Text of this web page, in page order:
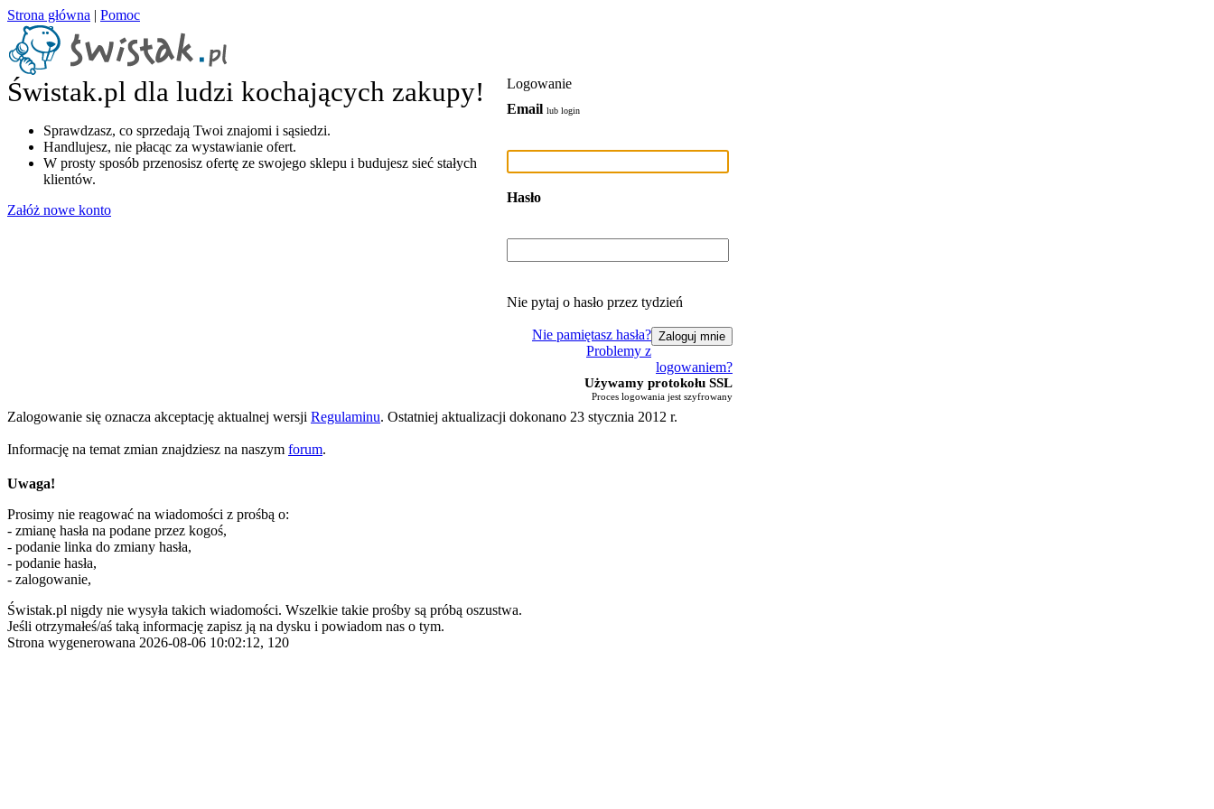
Strona główna | Pomoc
Świstak.pl dla ludzi kochających zakupy!
Sprawdzasz, co sprzedają Twoi znajomi i sąsiedzi.
Handlujesz, nie płacąc za wystawianie ofert.
W prosty sposób przenosisz ofertę ze swojego sklepu i budujesz sieć stałych
klientów.
Załóż nowe konto
Logowanie
Email lub login
Hasło
Nie pytaj o hasło przez tydzień
Nie pamiętasz hasła?
Problemy z
logowaniem?
Używamy protokołu SSL
Proces logowania jest szyfrowany
Zalogowanie się oznacza akceptację aktualnej wersji Regulaminu. Ostatniej aktualizacji dokonano 23 stycznia 2012 r.
Informację na temat zmian znajdziesz na naszym forum.
Uwaga!
Prosimy nie reagować na wiadomości z prośbą o:
- zmianę hasła na podane przez kogoś,
- podanie linka do zmiany hasła,
- podanie hasła,
- zalogowanie,
Świstak.pl nigdy nie wysyła takich wiadomości. Wszelkie takie prośby są próbą oszustwa.
Jeśli otrzymałeś/aś taką informację zapisz ją na dysku i powiadom nas o tym.
Strona wygenerowana 2026-08-06 10:02:12, 120